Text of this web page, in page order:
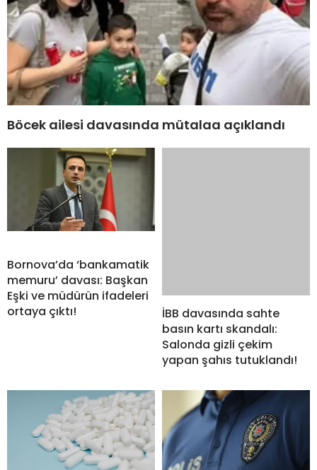
Böcek ailesi davasında mütalaa açıklandı
Bornova’da ‘bankamatik
memuru’ davası: Başkan
Eşki ve müdürün ifadeleri
ortaya çıktı!
İBB davasında sahte
basın kartı skandalı:
Salonda gizli çekim
yapan şahıs tutuklandı!